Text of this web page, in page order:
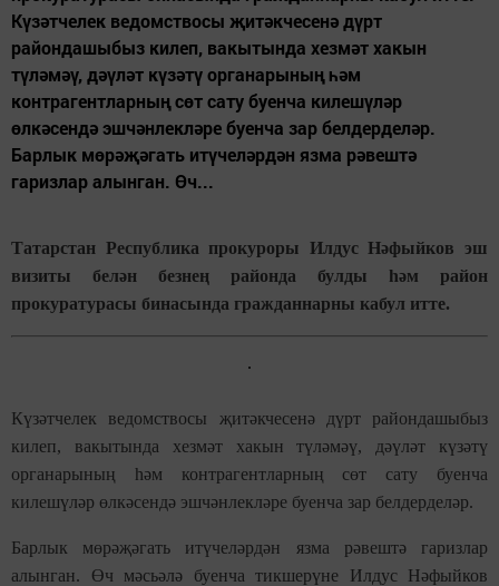
Күзәтчелек ведомствосы җитәкчесенә дүрт
райондашыбыз килеп, вакытында хезмәт хакын
түләмәү, дәүләт күзәтү органарының һәм
контрагентларның сөт сату буенча килешүләр
өлкәсендә эшчәнлекләре буенча зар белдерделәр.
Барлык мөрәҗәгать итүчеләрдән язма рәвештә
гаризлар алынган. Өч...
Татарстан Республика прокуроры Илдус Нәфыйков эш
визиты белән безнең районда булды һәм район
прокуратурасы бинасында гражданнарны кабул итте.
Күзәтчелек ведомствосы җитәкчесенә дүрт райондашыбыз
килеп, вакытында хезмәт хакын түләмәү, дәүләт күзәтү
органарының һәм контрагентларның сөт сату буенча
килешүләр өлкәсендә эшчәнлекләре буенча зар белдерделәр.
Барлык мөрәҗәгать итүчеләрдән язма рәвештә гаризлар
алынган. Өч мәсьәлә буенча тикшерүне Илдус Нәфыйков